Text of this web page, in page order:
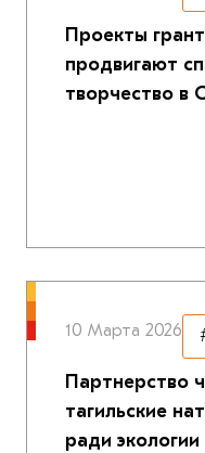
Проекты
продвигают
творчество в
10 Марта 2026
Партнерство
тагильские
ради экологии